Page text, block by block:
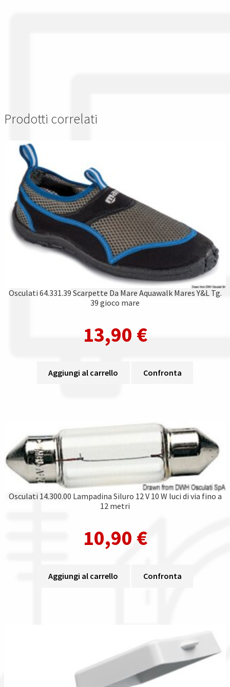
Prodotti correlati
Osculati 64.331.39 Scarpette Da Mare Aquawalk Mares Y&L Tg.
39 gioco mare
13,90 €
Aggiungi al carrello Confronta
Osculati 14.300.00 Lampadina Siluro 12 V 10 W luci di via fino a
12 metri
10,90 €
Aggiungi al carrello Confronta